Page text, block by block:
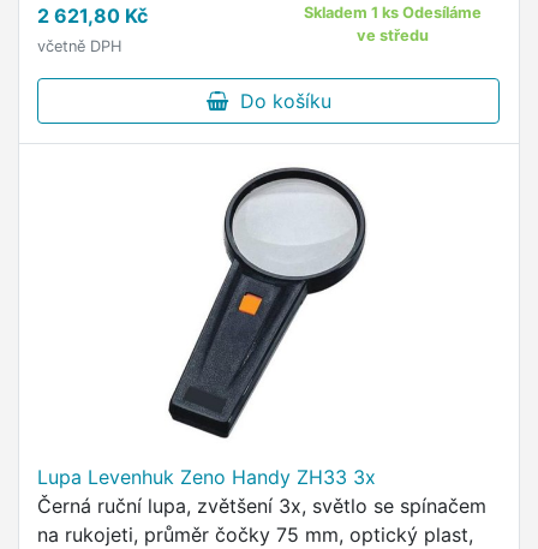
2 621,80 Kč
včetně DPH
Skladem 1 ks Odesíláme
ve středu
Do košíku
Lupa Levenhuk Zeno Handy ZH33 3x
Černá ruční lupa, zvětšení 3x, světlo se spínačem
na rukojeti, průměr čočky 75 mm, optický plast,